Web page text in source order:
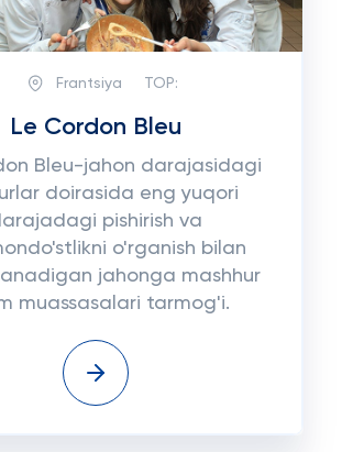
Frantsiya TOP:
Le Cordon Bleu
Bleu-jahon darajasidagi
doirasida eng yuqori
pishirish va
o'rganish bilan
jahonga mashhur
muassasalari tarmog'i.